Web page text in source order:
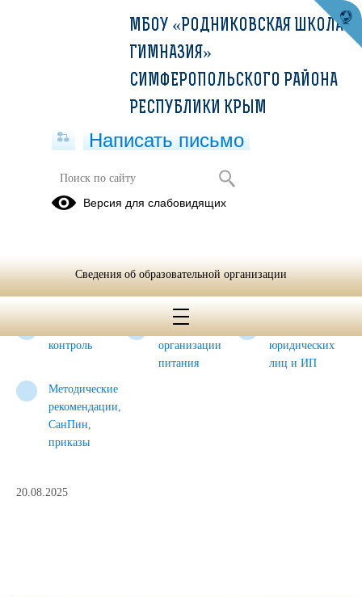
Организация горячего питания в
2025-2026 учебном году
родителей
контроль
Приказы об
организации
питания
юридических
лиц и ИП
Методические
рекомендации,
СанПин,
приказы
20.08.2025
МБОУ «РОДНИКОВСКАЯ ШКОЛА-
ГИМНАЗИЯ»
СИМФЕРОПОЛЬСКОГО РАЙОНА
РЕСПУБЛИКИ КРЫМ
Написать письмо
Версия для слабовидящих
Сведения об образовательной организации